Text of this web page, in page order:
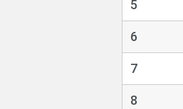
5
6
7
8